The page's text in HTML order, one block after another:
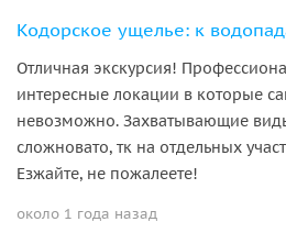
Отличная экскурсия!
интересные локации в которые
невозможно. Захватывающие
сложновато, тк на отдельных
Езжайте, не пожалеете!
около 1 года назад